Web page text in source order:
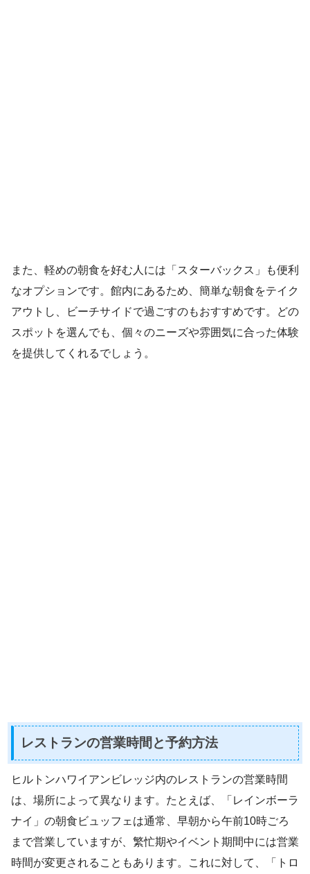
また、軽めの朝食を好む人には「スターバックス」も便利
なオプションです。館内にあるため、簡単な朝食をテイク
アウトし、ビーチサイドで過ごすのもおすすめです。どの
スポットを選んでも、個々のニーズや雰囲気に合った体験
を提供してくれるでしょう。
レストランの営業時間と予約方法
ヒルトンハワイアンビレッジ内のレストランの営業時間
は、場所によって異なります。たとえば、「レインボーラ
ナイ」の朝食ビュッフェは通常、早朝から午前10時ごろ
まで営業していますが、繁忙期やイベント期間中には営業
時間が変更されることもあります。これに対して、「トロ